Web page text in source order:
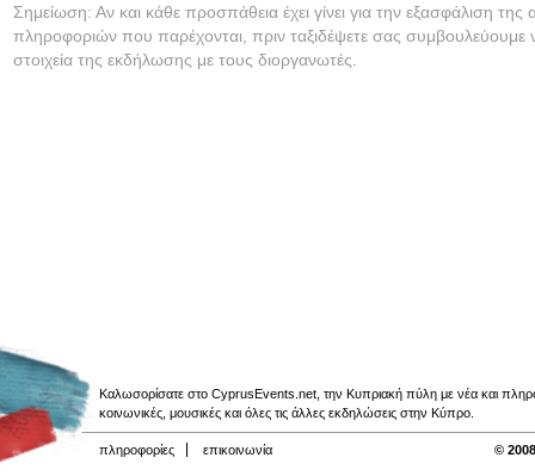
Σημείωση: Αν και κάθε προσπάθεια έχει γίνει για την εξασφάλιση της
πληροφοριών που παρέχονται, πριν ταξιδέψετε σας συμβουλεύουμε
στοιχεία της εκδήλωσης με τους διοργανωτές.
Καλωσορίσατε στο CyprusEvents.net, την Κυπριακή πύλη με νέα και
κοινωνικές, μουσικές και όλες τις άλλες εκδηλώσεις στην Κύπρο.
πληροφορίες επικοινωνία ©